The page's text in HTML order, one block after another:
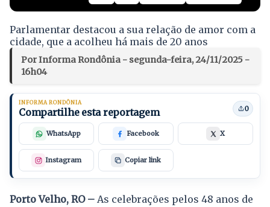
Parlamentar destacou a sua relação de amor com a
cidade, que a acolheu há mais de 20 anos
Por Informa Rondônia - segunda-feira, 24/11/2025 -
16h04
INFORMA RONDÔNIA
Compartilhe esta reportagem 0
WhatsApp Facebook X
Instagram Copiar link
Porto Velho, RO – As celebrações pelos 48 anos de